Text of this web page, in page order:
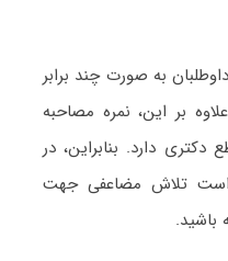
به صورت چند برابر
بر این، نمره مصاحبه
دارد. بنابراین، در
تلاش مضاعفی جهت